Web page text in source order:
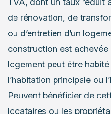
TVA, dont un taux réduit
de rénovation, de
ou d’entretien d’un
construction est achevée
logement peut être
l’habitation principale ou
Peuvent bénéficier de
locataires ou les